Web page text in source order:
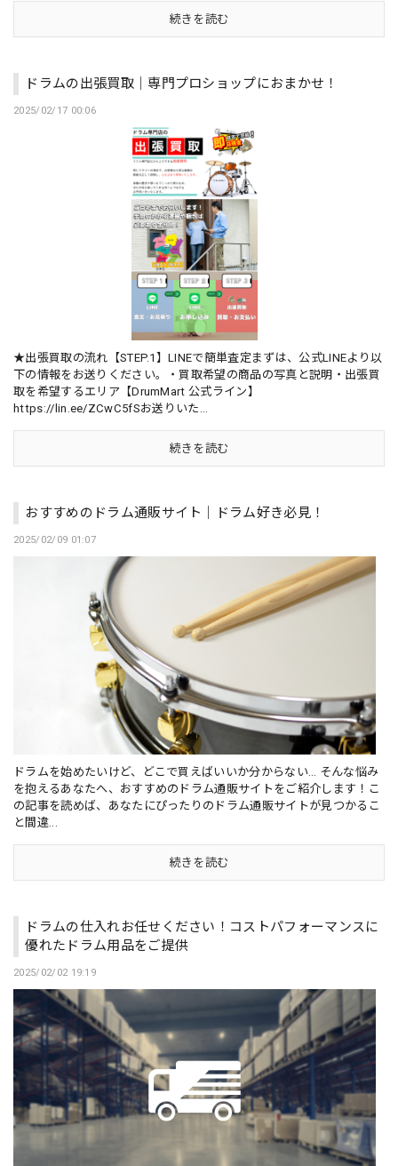
続きを読む
ドラムの出張買取｜専門プロショップにおまかせ！
2025/02/17 00:06
★出張買取の流れ【STEP.1】LINEで簡単査定まずは、公式LINEより以
下の情報をお送りください。・買取希望の商品の写真と説明・出張買
取を希望するエリア【DrumMart 公式ライン】
https://lin.ee/ZCwC5fSお送りいた...
続きを読む
おすすめのドラム通販サイト｜ドラム好き必見！
2025/02/09 01:07
ドラムを始めたいけど、どこで買えばいいか分からない… そんな悩み
を抱えるあなたへ、おすすめのドラム通販サイトをご紹介します！こ
の記事を読めば、あなたにぴったりのドラム通販サイトが見つかるこ
と間違...
続きを読む
ドラムの仕入れお任せください！コストパフォーマンスに
優れたドラム用品をご提供
2025/02/02 19:19